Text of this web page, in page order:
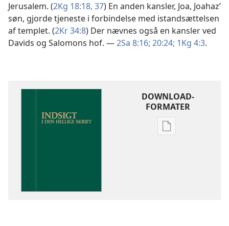
Jerusalem. (2Kg 18:18, 37) En anden kansler, Joa, Joahaz’
søn, gjorde tjeneste i forbindelse med istandsættelsen
af templet. (2Kr 34:8) Der nævnes også en kansler ved
Davids og Salomons hof. —2Sa 8:16; 20:24; 1Kg 4:3.
DOWNLOAD-
FORMATER
Indstillinger